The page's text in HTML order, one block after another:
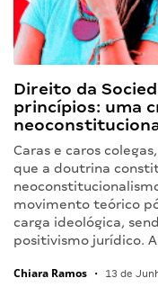
Direito da
princípios: uma
Caras e caros
que a doutrina
movimento teórico
carga ideológica,
positivismo jurídico.
Chiara Ramos • 13 de